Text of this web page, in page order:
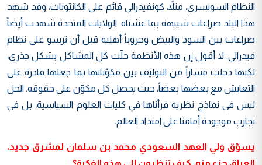
النظام السويسري، مثلاً، كونفيدرالي قائم على الكانتونات، وقد شهد
هذا البلد صراعات شبيهة بما عشناه. الولايات المتحدة شهدت أيضاً
صراعات بين السود والبيض وحروباً أهلية قبل أن ترسو على نظام
فيدرالي. لا أقول إن هذه الأنظمة حلّت كل المشاكل بشكل جذري،
لكنها دخلت مساراً من التوليف بين مكوّناتها بما جعلها قادرة على
التعايش مع بعضها بعضاً، حيث يحصل كل مكوّن على حقوقه. الحل
ليس في نماذج نظرية قرأناها في كليات العلوم السياسية، بل في
تجارب موجودة أمامنا على امتداد العالم.
يسوّق ولي العهد السعودي محمد بن سلمان لمشرق جديد،
العراق جزء منه. كيف تنظرون إلى هذه الفكرة؟